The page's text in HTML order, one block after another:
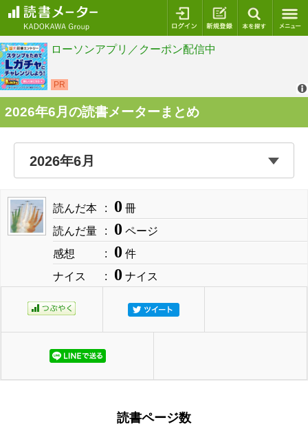
ログイン 新規登録
2026年6月の読書メーターまとめ
読んだ本 0 冊
読んだ量
0 ページ
感想
0 件
ナイス
0 ナイス
読書ページ数